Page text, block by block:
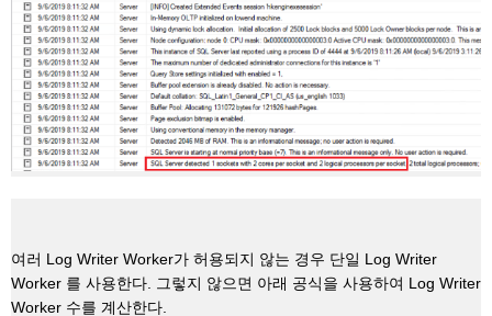
여러 Log Writer Worker가 허용되지 않는 경우 단일 Log Writer
Worker 를 사용한다 그렇지 않으면 아래 공식을 사용하여 Log Writer
Worker 수를 계산한다